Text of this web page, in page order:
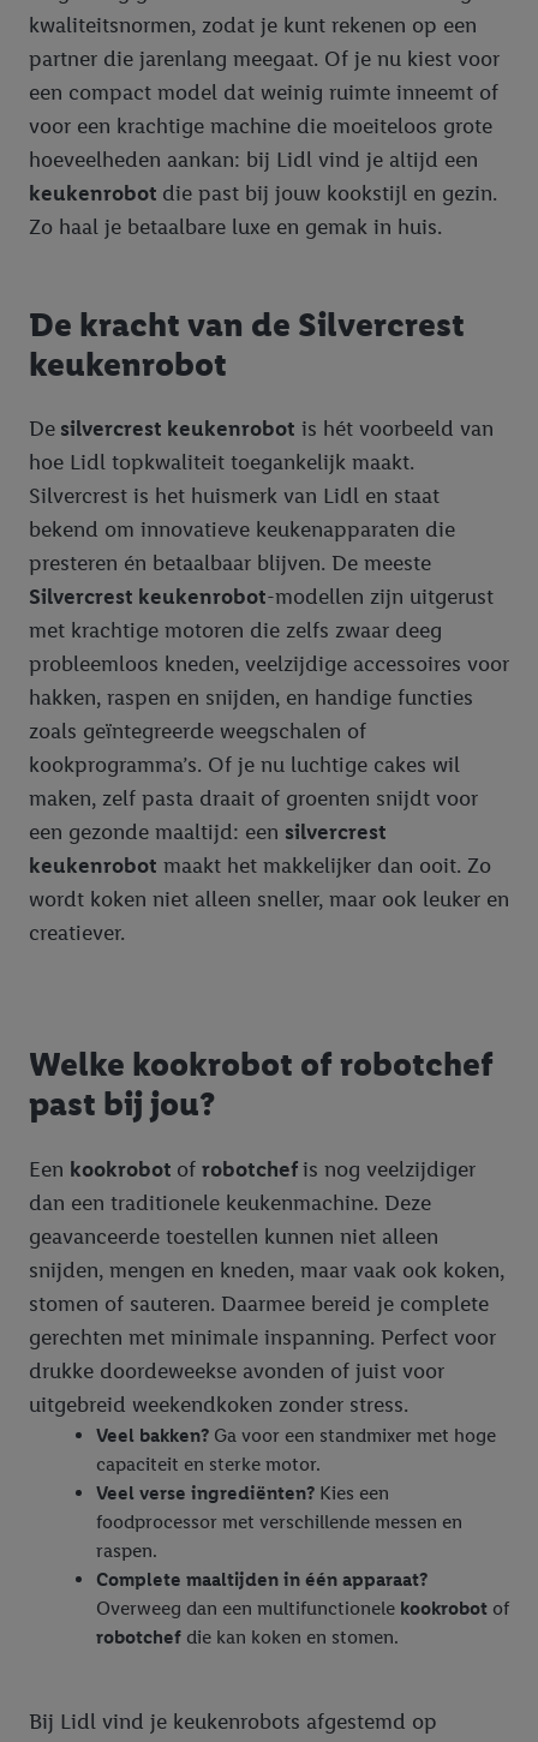
kwaliteitsnormen, zodat je kunt rekenen op een
partner die jarenlang meegaat. Of je nu kiest voor
een compact model dat weinig ruimte inneemt of
voor een krachtige machine die moeiteloos grote
hoeveelheden aankan: bij Lidl vind je altijd een
keukenrobot die past bij jouw kookstijl en gezin.
Zo haal je betaalbare luxe en gemak in huis.
De kracht van de Silvercrest
keukenrobot
De silvercrest keukenrobot is hét voorbeeld van
hoe Lidl topkwaliteit toegankelijk maakt.
Silvercrest is het huismerk van Lidl en staat
bekend om innovatieve keukenapparaten die
presteren én betaalbaar blijven. De meeste
Silvercrest keukenrobot-modellen zijn uitgerust
met krachtige motoren die zelfs zwaar deeg
probleemloos kneden, veelzijdige accessoires voor
hakken, raspen en snijden, en handige functies
zoals geïntegreerde weegschalen of
kookprogramma’s. Of je nu luchtige cakes wil
maken, zelf pasta draait of groenten snijdt voor
een gezonde maaltijd: een silvercrest
keukenrobot maakt het makkelijker dan ooit. Zo
wordt koken niet alleen sneller, maar ook leuker en
creatiever.
Welke kookrobot of robotchef
past bij jou?
Een kookrobot of robotchefis nog veelzijdiger
dan een traditionele keukenmachine. Deze
geavanceerde toestellen kunnen niet alleen
snijden, mengen en kneden, maar vaak ook koken,
stomen of sauteren. Daarmee bereid je complete
gerechten met minimale inspanning. Perfect voor
drukke doordeweekse avonden of juist voor
uitgebreid weekendkoken zonder stress.
Veel bakken? Ga voor een standmixer met hoge
capaciteit en sterke motor.
Veel verse ingrediënten? Kies een
foodprocessor met verschillende messen en
raspen.
Complete maaltijden in één apparaat?
Overweeg dan een multifunctionele kookrobot of
robotchef die kan koken en stomen.
Bij Lidl vind je keukenrobots afgestemd op
worden met andere identificatiegegevens of
identificatiegegevens waarover Criteo SA beschikt en die aan u
toegewezen werden.
Als u hiermee akkoord gaat, kunnen advertenties in het kader
van retargeting, d.w.z. advertenties voor producten waarin u
interesse hebt getoond (bijvoorbeeld door het product in de
webshop aan uw winkelmandje toe te voegen, maar het niet te
kopen), ook op verschillende apparaten en verschillende Lidl-
identificatiegegevens/identificatiegegevens waarover Criteo
SA beschikt, meerdere eindapparaten of Lidl-diensten aan u
kunnen worden toegewezen.
meer informatie vinden over de gegevensverwerking.
Door op “weigeren” te klikken, kunt u alleen het gebruik van de
noodzakelijke technologieën toestaan. Door op “aanvaarden” te
klikken, stemt u in met alle verwerkingen voor alle
bovengenoemde doeleinden. Meer informatie, waaronder de
bewaartermijn van de gegevens en uw recht om uw
toestemming te allen tijde met vooruitwerkende kracht in te
trekken, vindt u in onzeprivacyverklaring .Je vindt het
impressum hier.